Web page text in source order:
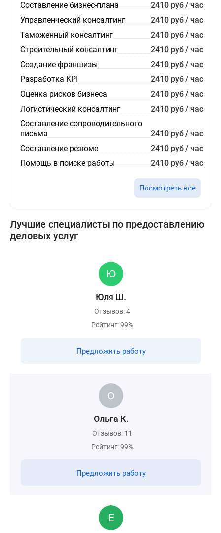
Составление бизнес-плана
2410 руб / час
Управленческий консалтинг
2410 руб / час
Таможенный консалтинг
2410 руб / час
Строительный консалтинг
2410 руб / час
Создание франшизы
2410 руб / час
Разработка KPI
2410 руб / час
Оценка рисков бизнеса
2410 руб / час
Логистический консалтинг
2410 руб / час
Составление сопроводительного
письма
2410 руб / час
Составление резюме
2410 руб / час
Помощь в поиске работы
2410 руб / час
Посмотреть все
Лучшие специалисты по предоставлению
деловых услуг
Юля Ш.
Отзывов: 4
Рейтинг: 99%
Предложить работу
Ольга К.
Отзывов: 11
Рейтинг: 99%
Предложить работу